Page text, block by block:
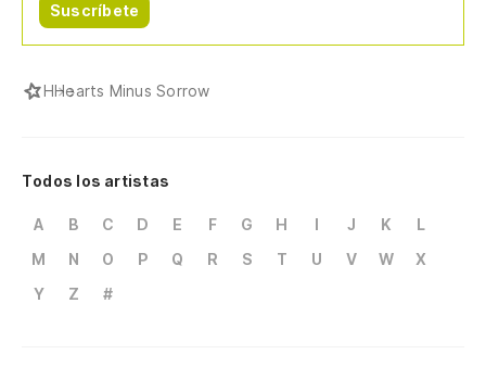
Suscríbete
HHearts Minus Sorrow
Todos los artistas
A B C D E F G H I J K
L
M
N O P Q R S T U V W
X
Y
Z #